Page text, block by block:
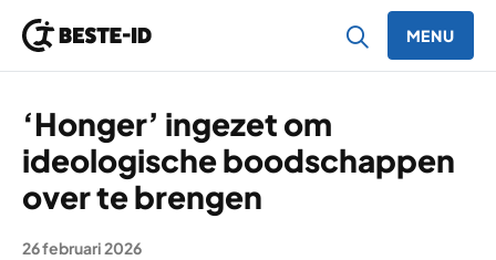
MENU
‘Honger’ ingezet om
ideologische boodschappen
over te brengen
26 februari 2026